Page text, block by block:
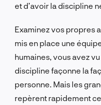
et d’avoir la discipline
Examinez vos propres
mis en place une
humaines, vous avez
discipline façonne la
personne. Mais les
repèrent rapidement